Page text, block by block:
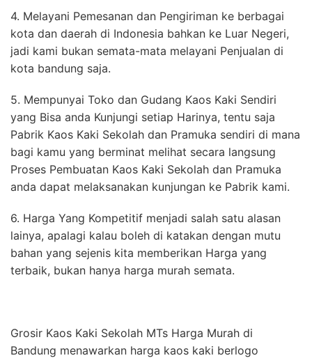
4. Melayani Pemesanan dan Pengiriman ke berbagai
kota dan daerah di Indonesia bahkan ke Luar Negeri,
jadi kami bukan semata-mata melayani Penjualan di
kota bandung saja.
5. Mempunyai Toko dan Gudang Kaos Kaki Sendiri
yang Bisa anda Kunjungi setiap Harinya, tentu saja
Pabrik Kaos Kaki Sekolah dan Pramuka sendiri di mana
bagi kamu yang berminat melihat secara langsung
Proses Pembuatan Kaos Kaki Sekolah dan Pramuka
anda dapat melaksanakan kunjungan ke Pabrik kami.
6. Harga Yang Kompetitif menjadi salah satu alasan
lainya, apalagi kalau boleh di katakan dengan mutu
bahan yang sejenis kita memberikan Harga yang
terbaik, bukan hanya harga murah semata.
Grosir Kaos Kaki Sekolah MTs Harga Murah di
Bandung menawarkan harga kaos kaki berlogo